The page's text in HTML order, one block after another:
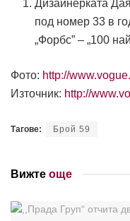
Дизайнерката
под номер 33 в
„Форбс” – „100
Фото: http://
Източник: http://
Тагове: Брой 59
Вижте още